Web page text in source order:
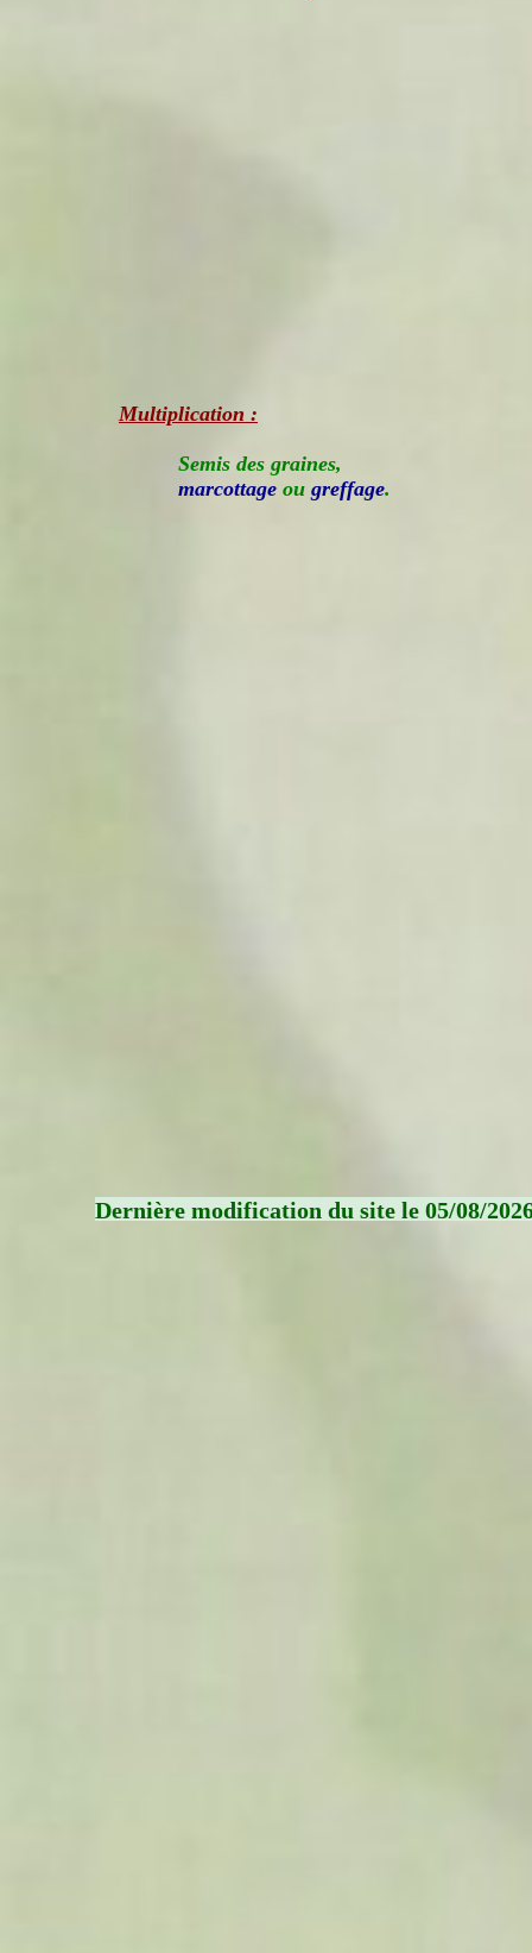
Multiplication :
Semis des graines,
marcottage ou greffage.
Dernière modification du site le 05/08/